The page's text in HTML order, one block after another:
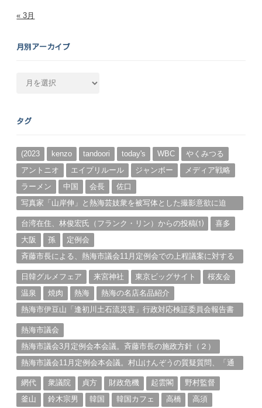
« 3月
月別アーカイブ
カ
ブ
タグ
(2023 kenzo tandoori today's WBC
やくみつる
アントニオ
エイプリルール ジャンボー
メディア戦略
ラーメン
中国 会長
佐口
写真家「山岸伸」と熱海芸妓衆を被写体とした撮影意欲に迫
台湾在住、林俊宏氏（フランク・リン）からの投稿⑴
喜多
大阪
孫
定例会
斉藤市長による、熱海市議会11月定例会での上程議案に対する
日韓グルメフェア
来宮神社 東京ビッグサイト
桜友会
温泉
焼肉 熱海
熱海の名店名品紹介
熱海市伊豆山「逢初川土石流災害」行政対応検証委員会報告書
熱海市議会
熱海市議会3月定例会本会議。斉藤市長の施政方針（２）
熱海市議会11月定例会本会議。村山けんぞうの質疑質問、「通
網代
衆議院 貞方 財政危機 起雲閣
野村監督
釜山
鈴木宗男 韓国 韓国カフェ 高橋 高須